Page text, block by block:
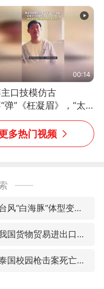
馆已集体更换招牌
00:14
口技模仿古
弹”《枉凝眉》，“太
～你是吃古筝长大的
”“或将成为首位考级
带古筝的选手。”（来
多热门视频
台风“白海豚”体型变大！环流面积接近13个浙江那么大
我国货物贸易进出口超30万亿元
泰国校园枪击案死亡人数升至7人